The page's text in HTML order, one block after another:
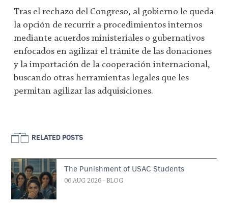
Tras el rechazo del Congreso, al gobierno le queda
la opción de recurrir a procedimientos internos
mediante acuerdos ministeriales o gubernativos
enfocados en agilizar el trámite de las donaciones
y la importación de la cooperación internacional,
buscando otras herramientas legales que les
permitan agilizar las adquisiciones.
RELATED POSTS
The Punishment of USAC Students
06 AUG 2026 - BLOG